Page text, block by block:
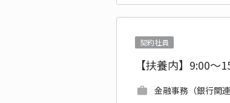
契約社員
【扶養内】9:00
金融事務（銀行関